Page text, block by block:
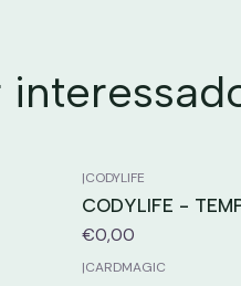
|CODYLIFE
CODYLIFE -
€0,00
|CARDMAGIC